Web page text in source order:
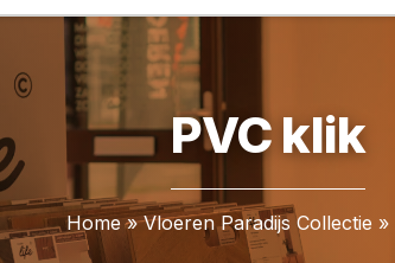
PVC klik
Home»Vloeren Paradijs Collectie »